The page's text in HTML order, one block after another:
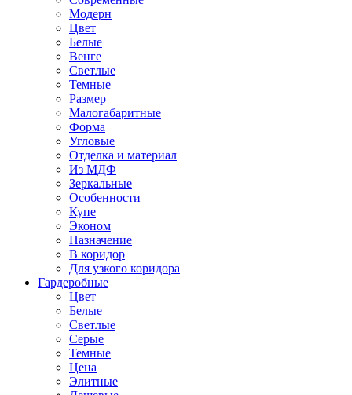
Модерн
Цвет
Белые
Венге
Светлые
Темные
Размер
Малогабаритные
Форма
Угловые
Отделка и материал
Из МДФ
Зеркальные
Особенности
Купе
Эконом
Назначение
В коридор
Для узкого коридора
Гардеробные
Цвет
Белые
Светлые
Серые
Темные
Цена
Элитные